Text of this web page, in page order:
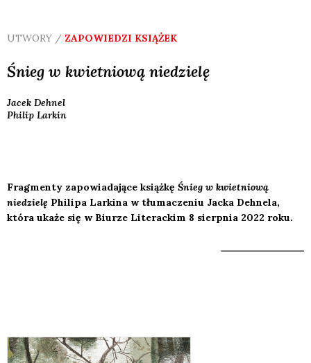
UTWORY / ZAPOWIEDZI KSIĄŻEK
Śnieg w kwietniową niedzielę
Jacek Dehnel
Philip Larkin
Fragmenty zapowiadające książkę Śnieg w kwietniową
niedzielę Philipa Larkina w tłumaczeniu Jacka Dehnela,
która ukaże się w Biurze Literackim 8 sierpnia 2022 roku.